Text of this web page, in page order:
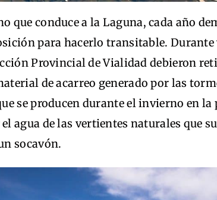
que conduce a la Laguna, cada año
para hacerlo transitable. Durante
Provincial de Vialidad debieron
de acarreo generado por las
se producen durante el invierno en la
agua de las vertientes naturales que
socavón.